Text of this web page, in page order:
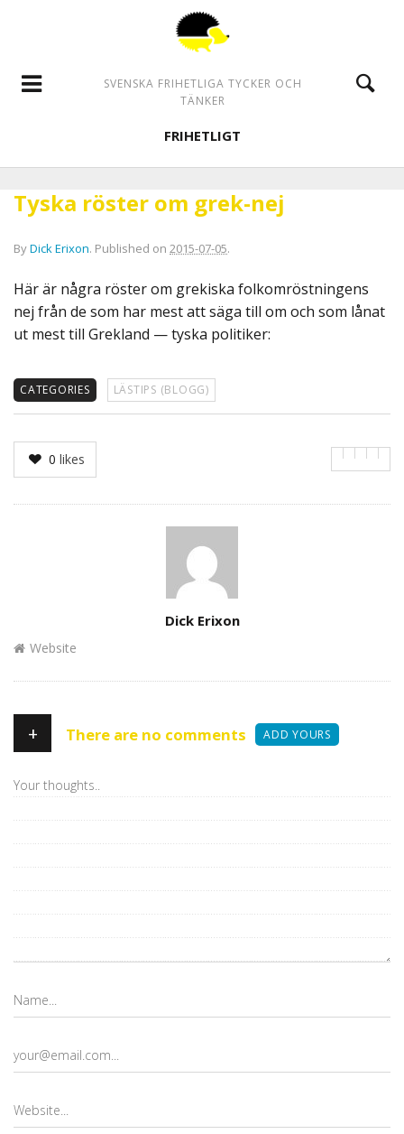
SVENSKA FRIHETLIGA TYCKER OCH
TÄNKER
FRIHETLIGT
Tyska röster om grek-nej
ByDick Erixon. Published on 2015-07-05.
Här är några röster om grekiska folkomröstningens
nej från de som har mest att säga till om och som lånat
ut mest till Grekland — tyska politiker:
CATEGORIES LÄSTIPS (BLOGG)
0 likes
Dick Erixon
Website
+ There are no comments ADD YOURS